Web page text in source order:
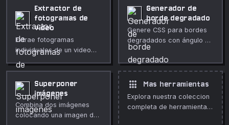
descárgalo como WAV.
totalmente privado.
Extractor de
fotogramas de
video
Extrae fotogramas
individuales de un video
como imágenes PNG en
cualquier intervalo,
totalmente en tu
navegador.
Generador de
borde degradado
Genere CSS para bordes
degradados con ángulo y
ancho ajustables.
Superponer
imágenes
Combina dos imágenes
colocando una imagen de
apps Mas herramientas
Explora nuestra coleccion
completa de herramientas